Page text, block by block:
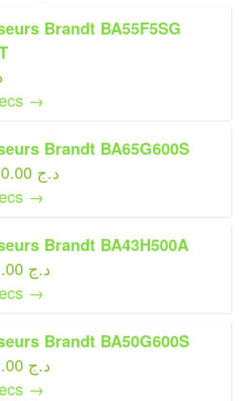
Brandt BA55F5SG
→
Brandt BA65G600S
125,900.00 د.ج
→
Brandt BA43H500A
58,000.00 د.ج
→
Brandt BA50G600S
79,900.00 د.ج
→